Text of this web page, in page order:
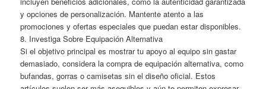
y opciones de personalización. Mantente atento a las
promociones y ofertas especiales que puedan estar disponibles.
8. Investiga Sobre Equipación Alternativa
Si el objetivo principal es mostrar tu apoyo al equipo sin gastar
demasiado, considera la compra de equipación alternativa, como
bufandas, gorras o camisetas sin el diseño oficial. Estos